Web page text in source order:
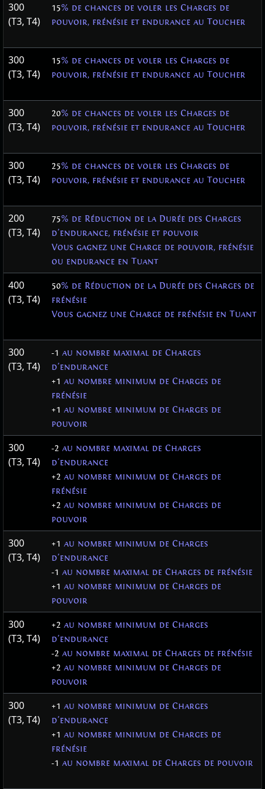
300
(T3, T4)
15% de chances de voler les Charges de
pouvoir, frénésie et endurance au Toucher
300
(T3, T4)
15% de chances de voler les Charges de
pouvoir, frénésie et endurance au Toucher
300
(T3, T4)
20% de chances de voler les Charges de
pouvoir, frénésie et endurance au Toucher
300
(T3, T4)
25% de chances de voler les Charges de
pouvoir, frénésie et endurance au Toucher
200
(T3, T4)
75% de Réduction de la Durée des Charges
d'endurance, frénésie et pouvoir
Vous gagnez une Charge de pouvoir, frénésie
ou endurance en Tuant
400
(T3, T4)
50% de Réduction de la Durée des Charges de
frénésie
Vous gagnez une Charge de frénésie en Tuant
300
(T3, T4)
-1 au nombre maximal de Charges
d'endurance
+1 au nombre minimum de Charges de
frénésie
+1 au nombre minimum de Charges de
pouvoir
300
(T3, T4)
-2 au nombre maximal de Charges
d'endurance
+2 au nombre minimum de Charges de
frénésie
+2 au nombre minimum de Charges de
pouvoir
300
(T3, T4)
+1 au nombre minimum de Charges
d'endurance
-1 au nombre maximal de Charges de frénésie
+1 au nombre minimum de Charges de
pouvoir
300
(T3, T4)
+2 au nombre minimum de Charges
d'endurance
-2 au nombre maximal de Charges de frénésie
+2 au nombre minimum de Charges de
pouvoir
300
(T3, T4)
+1 au nombre minimum de Charges
d'endurance
+1 au nombre minimum de Charges de
frénésie
-1 au nombre maximal de Charges de pouvoir